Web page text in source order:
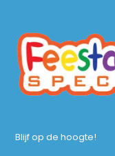
Blijf op de hoogte!